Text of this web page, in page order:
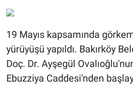
19 Mayıs kapsamında
yürüyüşü yapıldı. Bakırköy
Doç. Dr. Ayşegül
Ebuzziya Caddesi'nden